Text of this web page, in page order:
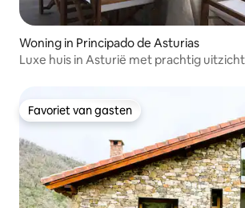
Woning in Principado de Asturias
Luxe huis in Asturië met prachtig
Favoriet van gasten
Favoriet van gasten